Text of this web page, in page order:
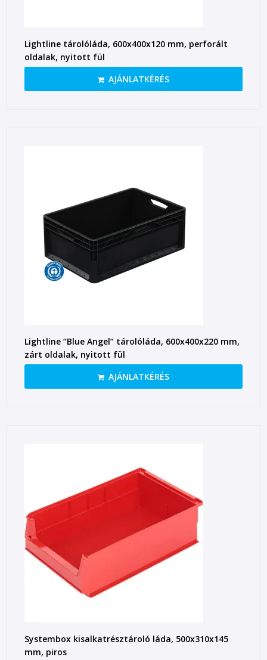
Lightline tárolóláda, 600x400x120 mm, perforált
oldalak, nyitott fül
AJÁNLATKÉRÉS
Lightline “Blue Angel” tárolóláda, 600x400x220 mm,
zárt oldalak, nyitott fül
AJÁNLATKÉRÉS
Systembox kisalkatrésztároló láda, 500x310x145
mm, piros